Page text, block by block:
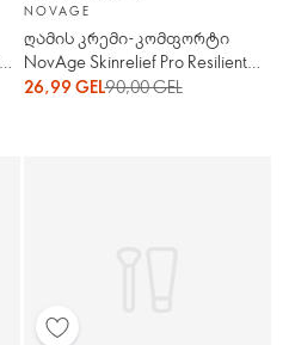
NOVAGE
ღამის კრემი-კომფორტი
NovAge Skinrelief Pro Resilient
(ნოვეიჯ სქინრელიფ პრო
26,99 GEL90,00 GEL